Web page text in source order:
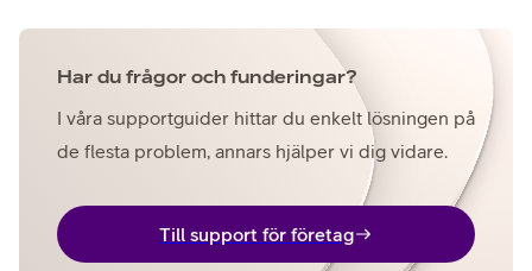
Har du frågor och funderingar?
I våra supportguider hittar du enkelt lösningen på
de flesta problem, annars hjälper vi dig vidare.
Till support för företag